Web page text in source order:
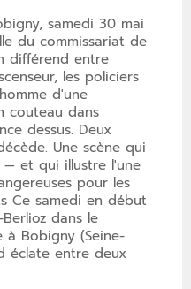
samedi 30 mai
du commissariat de
différend entre
les policiers
d'une
couteau dans
dessus. Deux
Une scène qui
— et qui illustre l'une
pour les
Ce samedi en début
dans le
Bobigny (Seine-
éclate entre deux